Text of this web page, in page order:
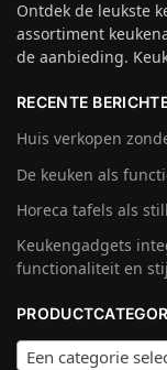
Ontdek de leukste
assortiment
de aanbieding.
RECENTE
Huis verkopen
De keuken als
Horeca tafels als
Keukengadgets
functionaliteit en
Een categorie